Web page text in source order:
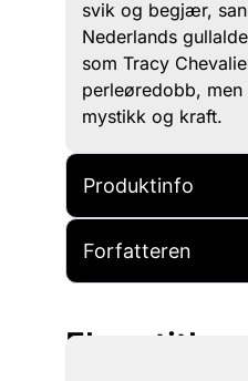
svik og begjær,
Nederlands
som Tracy
perleøredobb,
mystikk og kraft.
Produktinfo
Forfatteren
Flere titler